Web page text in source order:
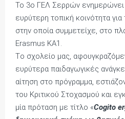
Το 3ο ΓΕΛ Σερρών ενημερώνει
ευρύτερη τοπική κοινότητα
στην οποία συμμετείχε, στο
Εrasmus KΑ1.
Tο σχολείο μας,
ευρύτερα παιδαγωγικές
αίτηση στο πρόγραμμα,
του Κριτικού Στοχασμού και
μία πρόταση με τίτλο «Cogito